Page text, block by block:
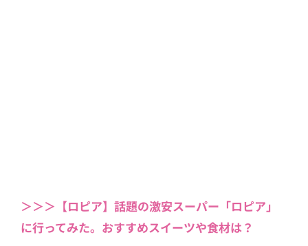
＞＞＞【ロピア】話題の激安スーパー「ロピア」
に行ってみた。おすすめスイーツや食材は？